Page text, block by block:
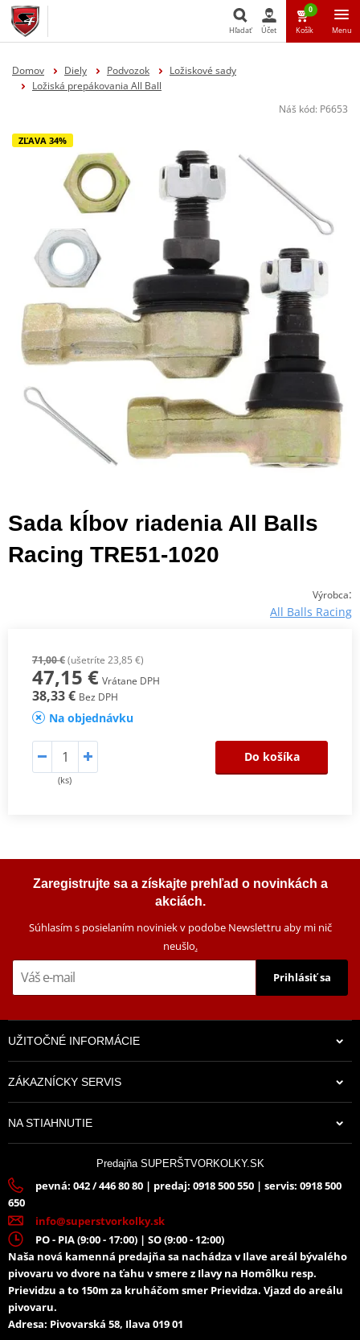
Hľadať Účet
0
Košík Menu
Domov Diely Podvozok
Ložiskové sady
Ložiská prepákovania All Ball
Náš kód: P6653
ZĽAVA 34%
Sada kĺbov riadenia All Balls
Racing TRE51-1020
Výrobca:
All Balls Racing
71,00 €(ušetríte 23,85 €)
47,15 € Vrátane DPH
38,33 € Bez DPH
Na objednávku
(ks)
Do košíka
Zaregistrujte sa a získajte prehľad o novinkách a
akciách.
Súhlasím s posielaním noviniek v podobe Newslettru aby mi nič
neušlo.
Prihlásiť sa
UŽITOČNÉ INFORMÁCIE
ZÁKAZNÍCKY SERVIS
NA STIAHNUTIE
Predajňa SUPERŠTVORKOLKY.SK
pevná: 042 / 446 80 80 | predaj: 0918 500 550 | servis: 0918 500
650
info@superstvorkolky.sk
PO - PIA (9:00 - 17:00) | SO (9:00 - 12:00)
Naša nová kamenná predajňa sa nachádza v Ilave areál bývalého
pivovaru vo dvore na ťahu v smere z Ilavy na Homôlku resp.
Prievidzu a to 150m za kruháčom smer Prievidza. Vjazd do areálu
pivovaru.
Adresa: Pivovarská 58, Ilava 019 01